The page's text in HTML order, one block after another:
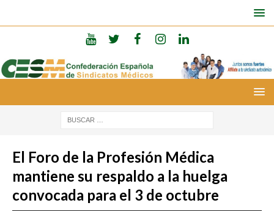
El Foro de la Profesión Médica
mantiene su respaldo a la huelga
convocada para el 3 de octubre